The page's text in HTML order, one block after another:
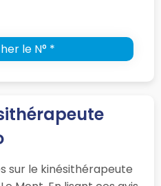
le N° *
sur le kinésithérapeute